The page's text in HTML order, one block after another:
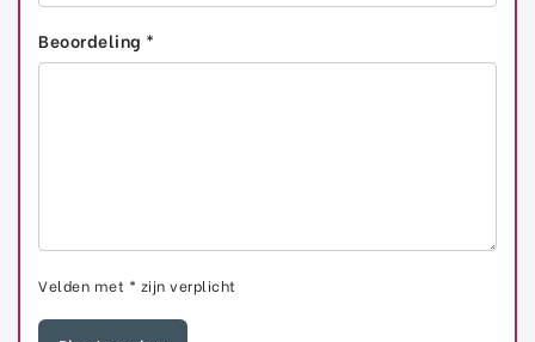
Beoordeling *
Velden met * zijn verplicht